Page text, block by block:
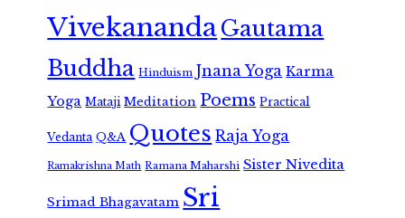
VivekanandaGautama
Buddha Hinduism Jnana Yoga Karma
Yoga Mataji Meditation Poems Practical
Vedanta Q&A Quotes Raja Yoga
Ramakrishna Math Ramana Maharshi Sister Nivedita
Srimad Bhagavatam Sri